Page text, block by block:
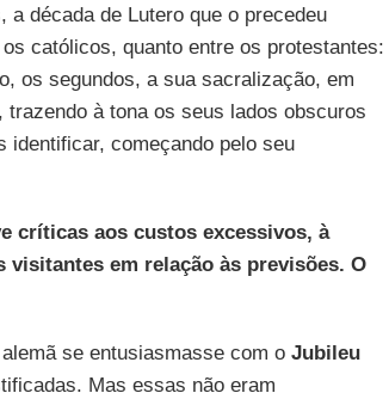
a década de Lutero que o precedeu
católicos, quanto entre os protestantes:
os segundos, a sua sacralização, em
à tona os seus lados obscuros
identificar, começando pelo seu
críticas aos custos excessivos, à
visitantes em relação às previsões. O
se entusiasmasse com o Jubileu
Mas essas não eram